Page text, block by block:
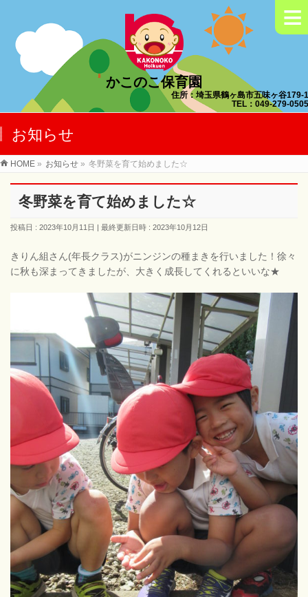
かこのこ保育園
住所：埼玉県鶴ヶ島市五味ヶ谷179-1
TEL：049-279-0505
≡
お知らせ
HOME » お知らせ » 冬野菜を育て始めました☆
冬野菜を育て始めました☆
投稿日 : 2023年10月11日 最終更新日時 : 2023年10月12日
きりん組さん(年長クラス)がニンジンの種まきを行いました！徐々
に秋も深まってきましたが、大きく成長してくれるといいな★